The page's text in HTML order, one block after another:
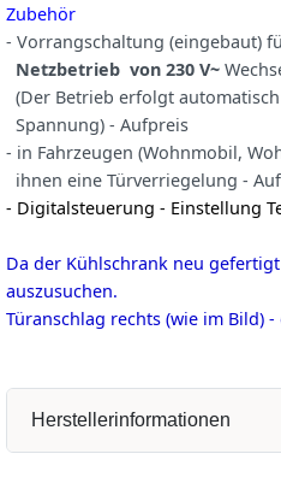
Zubehör
- Vorrangschaltung (eingebaut)
Netzbetrieb von 230 V~
(Der Betrieb erfolgt
Spannung) - Aufpreis
- in Fahrzeugen (Wohnmobil,
ihnen eine Türverriegelung -
- Digitalsteuerung - Einstellung
Da der Kühlschrank neu
auszusuchen.
Türanschlag rechts (wie im Bild)
Herstellerinformationen